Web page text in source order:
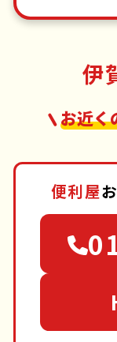
伊
お近く
便利屋